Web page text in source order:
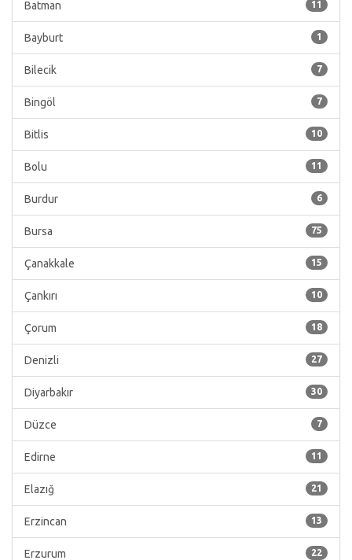
11
Batman
1
Bayburt
7
Bilecik
7
Bingöl
10
Bitlis
11
Bolu
6
Burdur
75
Bursa
15
Çanakkale
10
Çankırı
18
Çorum
27
Denizli
30
Diyarbakır
7
Düzce
11
Edirne
21
Elazığ
13
Erzincan
22
Erzurum